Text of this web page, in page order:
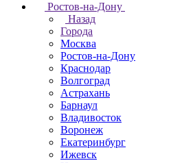
Ростов-на-Дону
Назад
Города
Москва
Ростов-на-Дону
Краснодар
Волгоград
Астрахань
Барнаул
Владивосток
Воронеж
Екатеринбург
Ижевск